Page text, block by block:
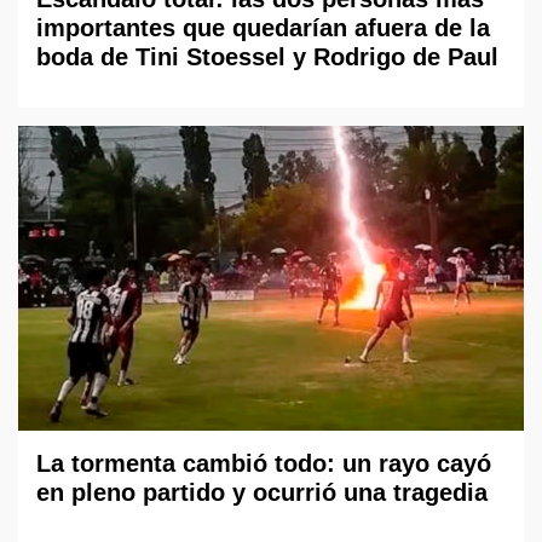
importantes que quedarían afuera de la
boda de Tini Stoessel y Rodrigo de Paul
La tormenta cambió todo: un rayo cayó
en pleno partido y ocurrió una tragedia